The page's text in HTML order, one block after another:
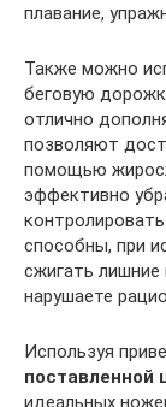
плавание,
Также можно
беговую
отлично
позволяют
помощью
эффективно
способны, при
сжигать
нарушаете
Используя
поставленной
идеальных